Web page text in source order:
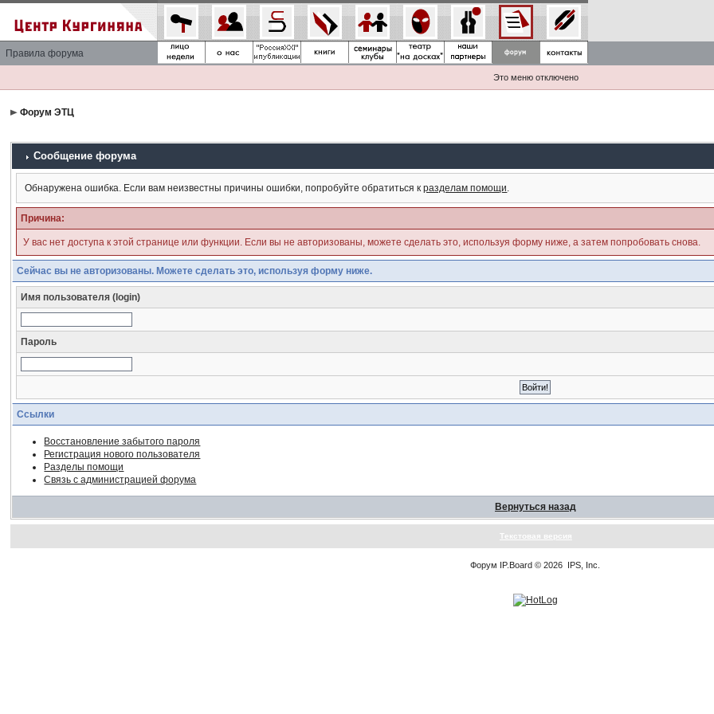
Правила форума
Это меню отключено
Форум ЭТЦ
Сообщение форума
Обнаружена ошибка. Если вам неизвестны причины ошибки, попробуйте обратиться кразделам помощи.
Причина:
У вас нет доступа к этой странице или функции. Если вы не авторизованы, можете сделать это, используя форму ниже, а затем попробовать снова.
Сейчас вы не авторизованы. Можете сделать это, используя форму ниже.
Имя пользователя (login)
Пароль
Ссылки
Восстановление забытого пароля
Регистрация нового пользователя
Разделы помощи
Связь с администрацией форума
Вернуться назад
Текстовая версия
Форум IP.Board © 2026 IPS, Inc